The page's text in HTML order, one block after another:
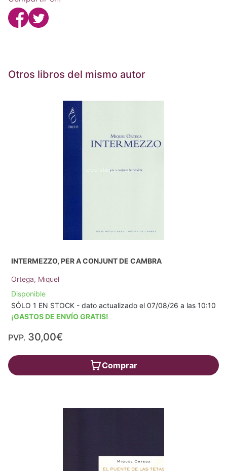
Otros libros del mismo autor
INTERMEZZO, PER A CONJUNT DE CAMBRA
Ortega, Miquel
Disponible
SÓLO 1 EN STOCK - dato actualizado el 07/08/26 a las 10:10
¡GASTOS DE ENVÍO GRATIS!
PVP. 30,00€
Comprar